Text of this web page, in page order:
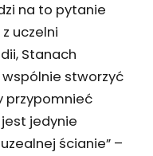
na to pytanie
uczelni
Stanach
wspólnie stworzyć
przypomnieć
jedynie
ścianie” –